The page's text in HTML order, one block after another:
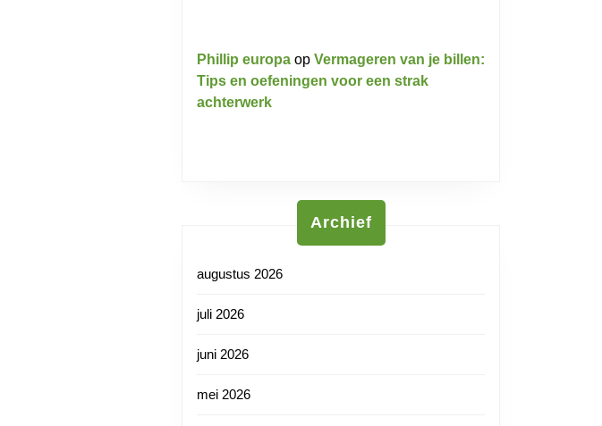
Phillip europa op Vermageren van je billen:
Tips en oefeningen voor een strak
achterwerk
Archief
augustus 2026
juli 2026
juni 2026
mei 2026